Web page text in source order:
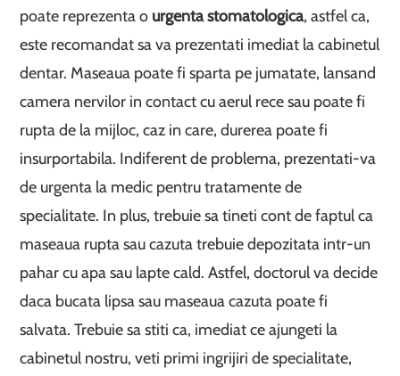
poate reprezenta o urgenta stomatologica, astfel ca,
este recomandat sa va prezentati imediat la cabinetul
dentar. Maseaua poate fi sparta pe jumatate, lansand
camera nervilor in contact cu aerul rece sau poate fi
rupta de la mijloc, caz in care, durerea poate fi
insurportabila. Indiferent de problema, prezentati-va
de urgenta la medic pentru tratamente de
specialitate. In plus, trebuie sa tineti cont de faptul ca
maseaua rupta sau cazuta trebuie depozitata intr-un
pahar cu apa sau lapte cald. Astfel, doctorul va decide
daca bucata lipsa sau maseaua cazuta poate fi
salvata. Trebuie sa stiti ca, imediat ce ajungeti la
cabinetul nostru, veti primi ingrijiri de specialitate,